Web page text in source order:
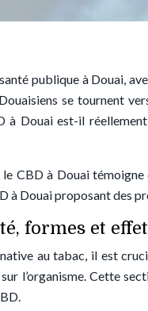
publique à Douai,
se tournent
à Douai est-il
le CBD à Douai
à Douai proposant des
formes et
au tabac, il est
l’organisme. Cette